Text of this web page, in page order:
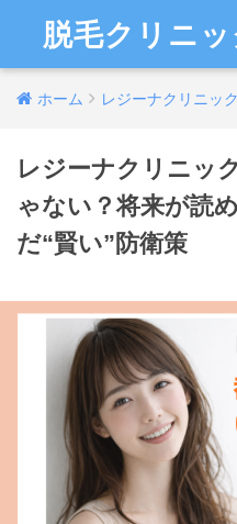
脱毛クリニ
ホーム レジーナクリニック
レジーナクリニッ
ゃない？将来が読
だ“賢い”防衛策